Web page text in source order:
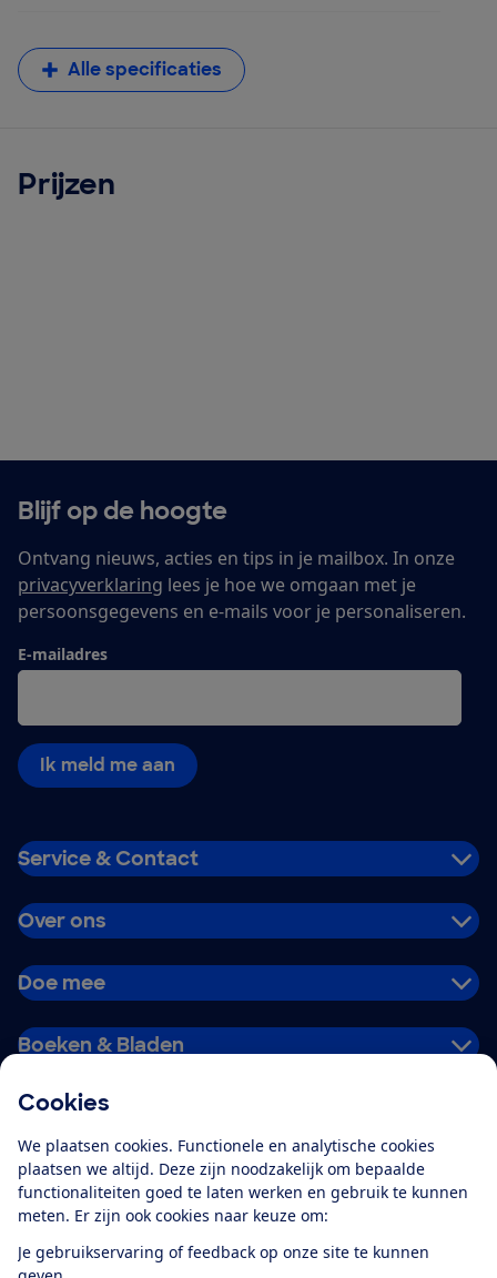
Cookies
We plaatsen cookies. Functionele en analytische cookies
plaatsen we altijd. Deze zijn noodzakelijk om bepaalde
functionaliteiten goed te laten werken en gebruik te kunnen
meten. Er zijn ook cookies naar keuze om:
Je gebruikservaring of feedback op onze site te kunnen
Alle specificaties
Prijzen
Blijf op de hoogte
Ontvang nieuws, acties en tips in je mailbox. In onze
privacyverklaring lees je hoe we omgaan met je
persoonsgegevens en e-mails voor je personaliseren.
E-mailadres
Ik meld me aan
Service & Contact
Over ons
Doe mee
Boeken & Bladen
Alles over de
app